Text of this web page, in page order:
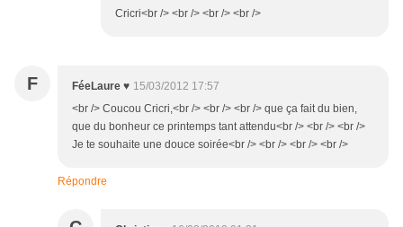
Cricri<br /> <br /> <br /> <br />
F FéeLaure ♥ 15/03/2012 17:57
<br /> Coucou Cricri,<br /> <br /> <br /> que ça fait du bien,
que du bonheur ce printemps tant attendu<br /> <br /> <br />
Je te souhaite une douce soirée<br /> <br /> <br /> <br />
Répondre